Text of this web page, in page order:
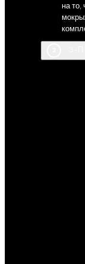
на то,